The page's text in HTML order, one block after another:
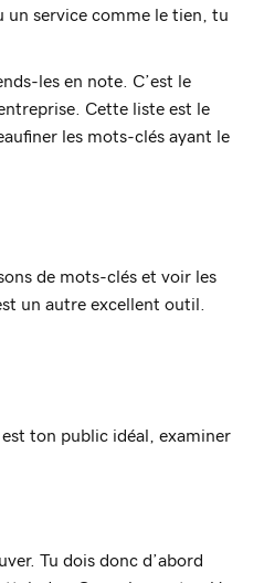
un service comme le tien, tu
les en note. C’est le
Cette liste est le
les mots-clés ayant le
de mots-clés et voir les
un autre excellent outil.
ton public idéal, examiner
Tu dois donc d’abord